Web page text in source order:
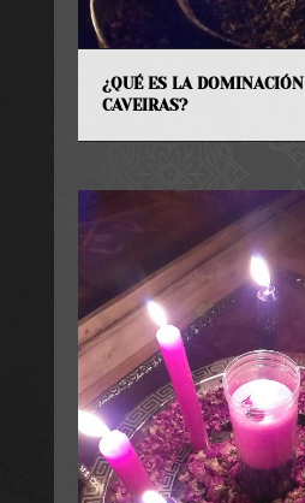
¿QUÉ ES LA DOMINACIÓN
CAVEIRAS?